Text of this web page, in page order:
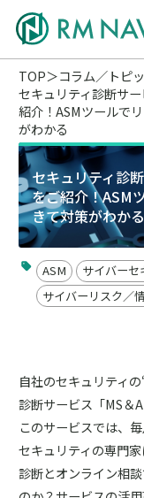
TOP
コラム／トピ
セキュリティ診断サ
紹介！ASMツールで
がわかる
セキュリティ診
をご紹介！ASM
きて対策がわかる
ASM サイバーセ
サイバーリスク／
自社のセキュリティ
診断サービス「MS＆
このサービスでは、
セキュリティの専門
診断とオンライン相